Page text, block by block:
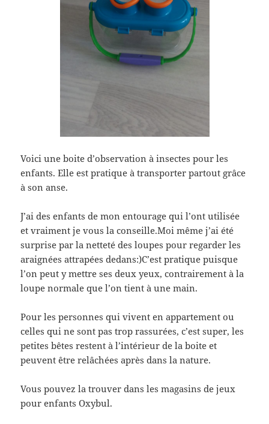
Voici une boite d’observation à insectes pour les
enfants. Elle est pratique à transporter partout grâce
à son anse.
J’ai des enfants de mon entourage qui l’ont utilisée
et vraiment je vous la conseille.Moi même j’ai été
surprise par la netteté des loupes pour regarder les
araignées attrapées dedans:)C’est pratique puisque
l’on peut y mettre ses deux yeux, contrairement à la
loupe normale que l’on tient à une main.
Pour les personnes qui vivent en appartement ou
celles qui ne sont pas trop rassurées, c’est super, les
petites bêtes restent à l’intérieur de la boite et
peuvent être relâchées après dans la nature.
Vous pouvez la trouver dans les magasins de jeux
pour enfants Oxybul.